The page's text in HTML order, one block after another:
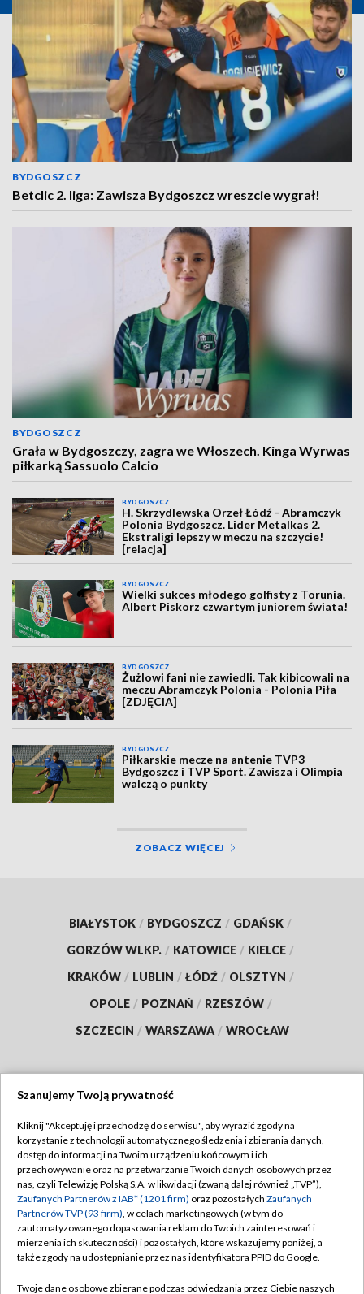
BYDGOSZCZ
Betclic 2. liga: Zawisza Bydgoszcz wreszcie wygrał!
BYDGOSZCZ
Grała w Bydgoszczy, zagra we Włoszech. Kinga Wyrwas
piłkarką Sassuolo Calcio
BYDGOSZCZ
H. Skrzydlewska Orzeł Łódź - Abramczyk
Polonia Bydgoszcz. Lider Metalkas 2.
Ekstraligi lepszy w meczu na szczycie!
[relacja]
BYDGOSZCZ
Wielki sukces młodego golfisty z Torunia.
Albert Piskorz czwartym juniorem świata!
BYDGOSZCZ
Żużlowi fani nie zawiedli. Tak kibicowali na
meczu Abramczyk Polonia - Polonia Piła
[ZDJĘCIA]
BYDGOSZCZ
Piłkarskie mecze na antenie TVP3
Bydgoszcz i TVP Sport. Zawisza i Olimpia
walczą o punkty
ZOBACZ WIĘCEJ
BIAŁYSTOK / BYDGOSZCZ / GDAŃSK /
GORZÓW WLKP. / KATOWICE / KIELCE /
KRAKÓW / LUBLIN / ŁÓDŹ / OLSZTYN /
OPOLE / POZNAŃ / RZESZÓW /
SZCZECIN / WARSZAWA / WROCŁAW
TVP
Abonament TVP
Emisja w TVP
Centrum informacji TVP
Naziemna Telewizja Cyfrowa
Regulamin TVP
Polityka prywatności
Moje zgody
Pomoc
Szanujemy Twoją prywatność
Kliknij "Akceptuję i przechodzę do serwisu", aby wyrazić zgody na
korzystanie z technologii automatycznego śledzenia i zbierania danych,
dostęp do informacji na Twoim urządzeniu końcowym i ich
przechowywanie oraz na przetwarzanie Twoich danych osobowych przez
nas, czyli Telewizję Polską S.A. w likwidacji (zwaną dalej również „TVP”),
Zaufanych Partnerów z IAB* (1201 firm) oraz pozostałych Zaufanych
Partnerów TVP (93 firm), w celach marketingowych (w tym do
zautomatyzowanego dopasowania reklam do Twoich zainteresowań i
mierzenia ich skuteczności) i pozostałych, które wskazujemy poniżej, a
także zgody na udostępnianie przez nas identyfikatora PPID do Google.
Twoje dane osobowe zbierane podczas odwiedzania przez Ciebie naszych